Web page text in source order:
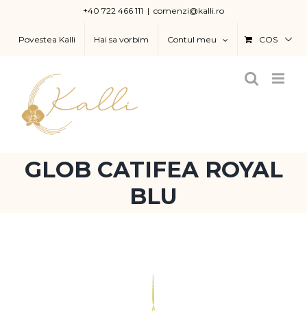
content
+40 722 466 111 | comenzi@kalli.ro
Povestea Kalli Hai sa vorbim Contul meu COS
GLOB CATIFEA ROYAL
BLU